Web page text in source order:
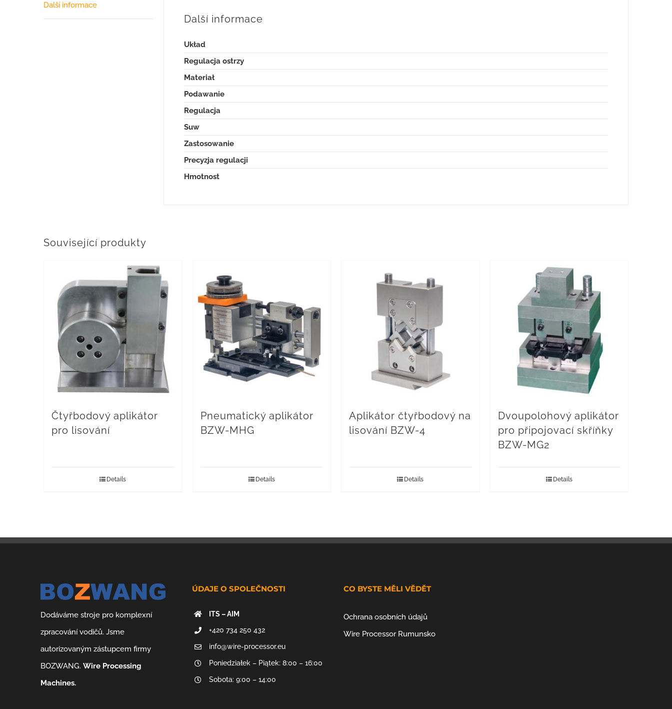
Další informace
Další informace
Układ
Regulacja ostrzy
Materiał
Podawanie
Regulacja
Suw
Zastosowanie
Precyzja regulacji
Hmotnost
Související produkty
Čtyřbodový aplikátor
pro lisování
Details
Pneumatický aplikátor
BZW-MHG
Details
Aplikátor čtyřbodový na
lisování BZW-4
Details
Dvoupolohový aplikátor
pro připojovací skříňky
BZW-MG2
Details
Dodáváme stroje pro komplexní
zpracování vodičů. Jsme
autorizovaným zástupcem firmy
BOZWANG.Wire Processing
Machines.
ÚDAJE O SPOLEČNOSTI
ITS – AIM
+420 734 250 432
info@wire-processor.eu
Poniedziałek – Piątek: 8:00 – 16:00
Sobota: 9:00 – 14:00
CO BYSTE MĚLI VĚDĚT
Ochrana osobních údajů
Wire Processor Rumunsko